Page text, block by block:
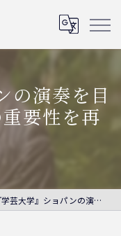
の演奏を目
要性を再
芸大学』ショパンの演奏を目指して：バイエルの重要性を再認...